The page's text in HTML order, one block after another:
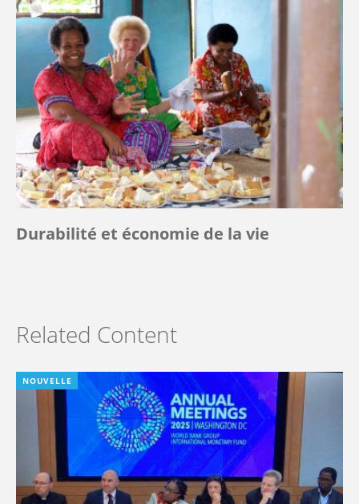
Durabilité et économie de la vie
Related Content
NOUVELLE